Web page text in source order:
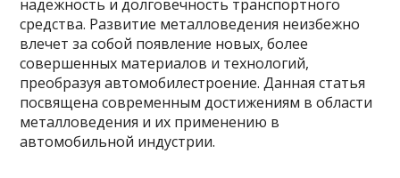
надежность и долговечность транспортного
средства. Развитие металловедения неизбежно
влечет за собой появление новых, более
совершенных материалов и технологий,
преобразуя автомобилестроение. Данная статья
посвящена современным достижениям в области
металловедения и их применению в
автомобильной индустрии.